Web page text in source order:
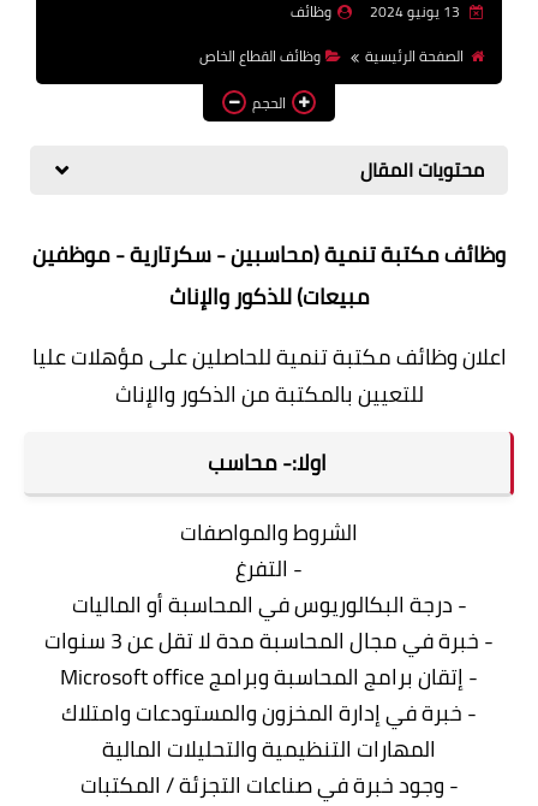
بالجامعات والمعاهد
اخبار
وظائف
الصفحة الرئيسية
وظائف القطاع الخاص
الحجم
محتويات المقال
وظائف مكتبة تنمية (محاسبين - سكرتارية - موظفين
مبيعات) للذكور والإناث
اعلان وظائف مكتبة تنمية للحاصلين على مؤهلات عليا
للتعيين بالمكتبة من الذكور والإناث
اولا:- محاسب
الشروط والمواصفات
- التفرغ
- درجة البكالوريوس في المحاسبة أو الماليات
- خبرة في مجال المحاسبة مدة لا تقل عن 3 سنوات
- إتقان برامج المحاسبة وبرامج Microsoft office
- خبرة في إدارة المخزون والمستودعات وامتلاك
المهارات التنظيمية والتحليلات المالية
- وجود خبرة في صناعات التجزئة / المكتبات